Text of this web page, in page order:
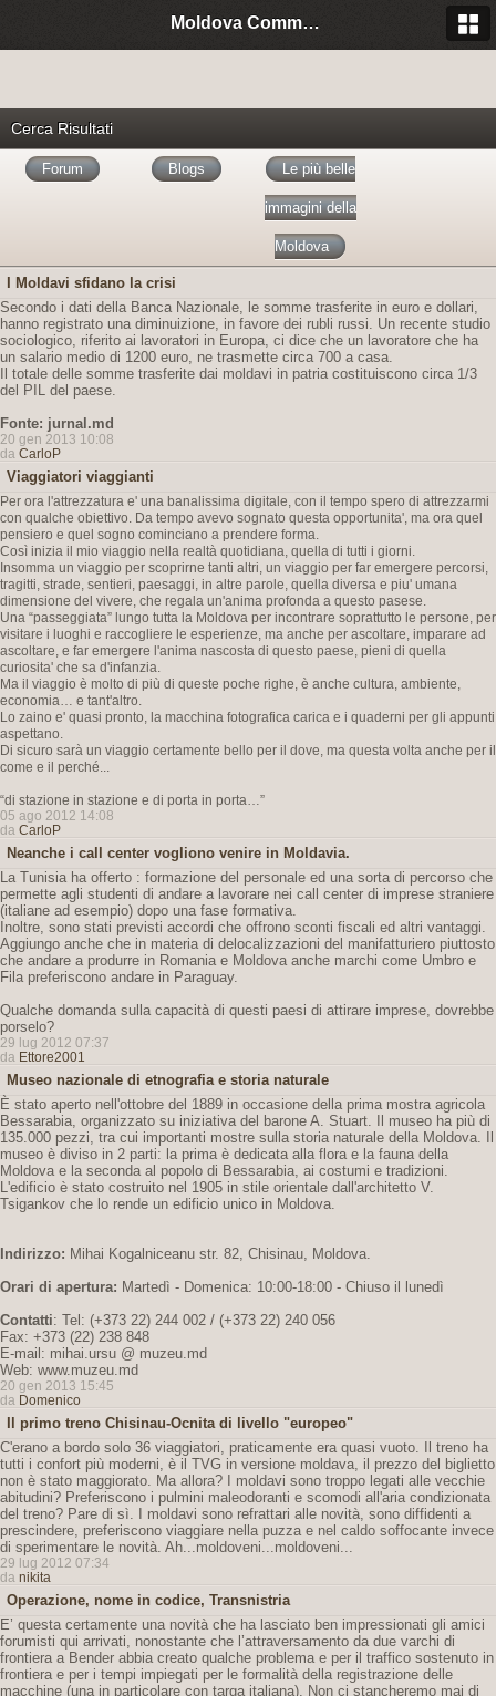
Moldova Community Italia
Cerca Risultati
Forum Blogs Le più belle
immagini della
Moldova
I Moldavi sfidano la crisi
Secondo i dati della Banca Nazionale, le somme trasferite in euro e dollari,
hanno registrato una diminuizione, in favore dei rubli russi. Un recente studio
sociologico, riferito ai lavoratori in Europa, ci dice che un lavoratore che ha
un salario medio di 1200 euro, ne trasmette circa 700 a casa.
Il totale delle somme trasferite dai moldavi in patria costituiscono circa 1/3
del PIL del paese.
Fonte: jurnal.md
20 gen 2013 10:08
da CarloP
Viaggiatori viaggianti
Per ora l'attrezzatura e' una banalissima digitale, con il tempo spero di attrezzarmi
con qualche obiettivo. Da tempo avevo sognato questa opportunita', ma ora quel
pensiero e quel sogno cominciano a prendere forma.
Così inizia il mio viaggio nella realtà quotidiana, quella di tutti i giorni.
Insomma un viaggio per scoprirne tanti altri, un viaggio per far emergere percorsi,
tragitti, strade, sentieri, paesaggi, in altre parole, quella diversa e piu' umana
dimensione del vivere, che regala un'anima profonda a questo pasese.
Una “passeggiata” lungo tutta la Moldova per incontrare soprattutto le persone, per
visitare i luoghi e raccogliere le esperienze, ma anche per ascoltare, imparare ad
ascoltare, e far emergere l'anima nascosta di questo paese, pieni di quella
curiosita' che sa d'infanzia.
Ma il viaggio è molto di più di queste poche righe, è anche cultura, ambiente,
economia… e tant'altro.
Lo zaino e' quasi pronto, la macchina fotografica carica e i quaderni per gli appunti
aspettano.
Di sicuro sarà un viaggio certamente bello per il dove, ma questa volta anche per il
come e il perché...
“di stazione in stazione e di porta in porta…”
05 ago 2012 14:08
da CarloP
Neanche i call center vogliono venire in Moldavia.
La Tunisia ha offerto : formazione del personale ed una sorta di percorso che
permette agli studenti di andare a lavorare nei call center di imprese straniere
(italiane ad esempio) dopo una fase formativa.
Inoltre, sono stati previsti accordi che offrono sconti fiscali ed altri vantaggi.
Aggiungo anche che in materia di delocalizzazioni del manifatturiero piuttosto
che andare a produrre in Romania e Moldova anche marchi come Umbro e
Fila preferiscono andare in Paraguay.
Qualche domanda sulla capacità di questi paesi di attirare imprese, dovrebbe
porselo?
29 lug 2012 07:37
da Ettore2001
Museo nazionale di etnografia e storia naturale
È stato aperto nell'ottobre del 1889 in occasione della prima mostra agricola
Bessarabia, organizzato su iniziativa del barone A. Stuart. Il museo ha più di
135.000 pezzi, tra cui importanti mostre sulla storia naturale della Moldova. Il
museo è diviso in 2 parti: la prima è dedicata alla flora e la fauna della
Moldova e la seconda al popolo di Bessarabia, ai costumi e tradizioni.
L'edificio è stato costruito nel 1905 in stile orientale dall'architetto V.
Tsigankov che lo rende un edificio unico in Moldova.
Indirizzo: Mihai Kogalniceanu str. 82, Chisinau, Moldova.
Orari di apertura: Martedì - Domenica: 10:00-18:00 - Chiuso il lunedì
Contatti: Tel: (+373 22) 244 002 / (+373 22) 240 056
Fax: +373 (22) 238 848
E-mail: mihai.ursu @ muzeu.md
Web: www.muzeu.md
20 gen 2013 15:45
da Domenico
Il primo treno Chisinau-Ocnita di livello "europeo"
C'erano a bordo solo 36 viaggiatori, praticamente era quasi vuoto. Il treno ha
tutti i confort più moderni, è il TVG in versione moldava, il prezzo del biglietto
non è stato maggiorato. Ma allora? I moldavi sono troppo legati alle vecchie
abitudini? Preferiscono i pulmini maleodoranti e scomodi all'aria condizionata
del treno? Pare di sì. I moldavi sono refrattari alle novità, sono diffidenti a
prescindere, preferiscono viaggiare nella puzza e nel caldo soffocante invece
di sperimentare le novità. Ah...moldoveni...moldoveni...
29 lug 2012 07:34
da nikita
Operazione, nome in codice, Transnistria
E’ questa certamente una novità che ha lasciato ben impressionati gli amici
forumisti qui arrivati, nonostante che l’attraversamento da due varchi di
frontiera a Bender abbia creato qualche problema e per il traffico sostenuto in
frontiera e per i tempi impiegati per le formalità della registrazione delle
macchine (una in particolare con targa italiana). Non ci stancheremo mai di